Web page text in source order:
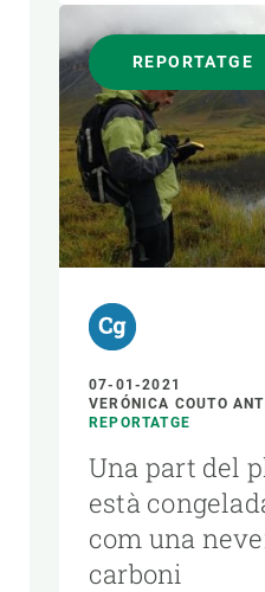
REPORTATGE
07-01-2021
VERÓNICA COUTO
REPORTATGE
Una part del
està
com una
carboni